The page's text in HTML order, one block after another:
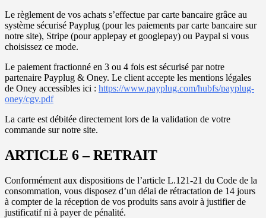
Le règlement de vos achats s’effectue par carte bancaire grâce au
système sécurisé Payplug (pour les paiements par carte bancaire sur
notre site), Stripe (pour applepay et googlepay) ou Paypal si vous
choisissez ce mode.
Le paiement fractionné en 3 ou 4 fois est sécurisé par notre
partenaire Payplug & Oney. Le client accepte les mentions légales
de Oney accessibles ici : https://www.payplug.com/hubfs/payplug-
oney/cgv.pdf
La carte est débitée directement lors de la validation de votre
commande sur notre site.
ARTICLE 6 – RETRAIT
Conformément aux dispositions de l’article L.121-21 du Code de la
consommation, vous disposez d’un délai de rétractation de 14 jours
à compter de la réception de vos produits sans avoir à justifier de
justificatif ni à payer de pénalité.